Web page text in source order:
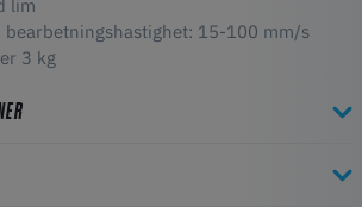
lim
bearbetningshastighet: 15-100 mm/s
3 kg